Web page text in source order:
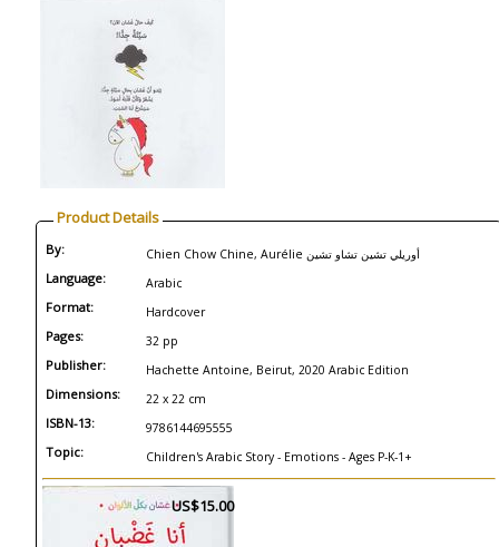
Product Details
By: Chien Chow Chine, Aurélie أوريلي تشين تشاو تشين
Language: Arabic
Format: Hardcover
Pages: 32 pp
Publisher: Hachette Antoine, Beirut, 2020 Arabic Edition
Dimensions: 22 x 22 cm
ISBN-13: 9786144695555
Topic: Children's Arabic Story - Emotions - Ages P-K-1+
US$15.00